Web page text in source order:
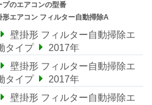
のエアコンの型番
形エアコン フィルター自動掃除A
壁掛形 フィルター自動掃除エ
タイプ
2017年
壁掛形 フィルター自動掃除エ
タイプ
2017年
壁掛形 フィルター自動掃除エ